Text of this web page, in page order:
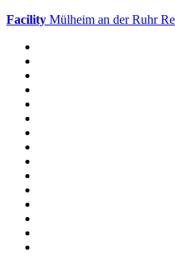
Facility Mülheim an der Ruhr